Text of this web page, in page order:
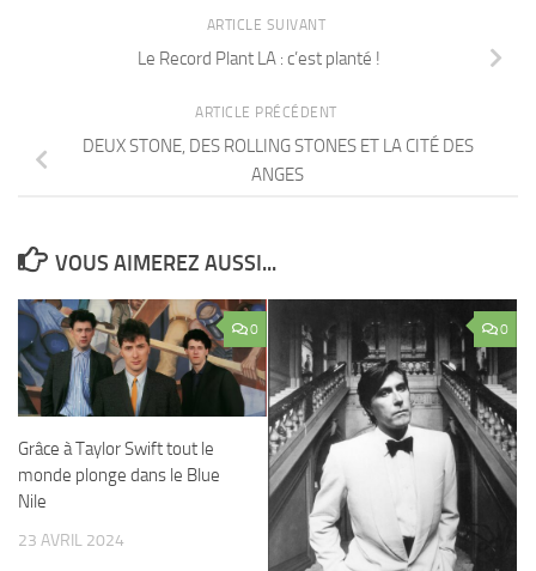
ARTICLE SUIVANT
Le Record Plant LA : c’est planté !
ARTICLE PRÉCÉDENT
DEUX STONE, DES ROLLING STONES ET LA CITÉ DES
ANGES
VOUS AIMEREZ AUSSI...
0
Grâce à Taylor Swift tout le
monde plonge dans le Blue
Nile
23 AVRIL 2024
0